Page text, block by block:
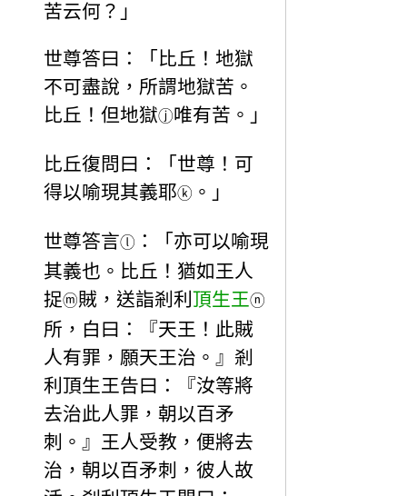
苦云何？」
世尊答曰：「比丘！地獄
不可盡說，所謂地獄苦。
比丘！但地獄ⓙ唯有苦。」
比丘復問曰：「世尊！可
得以喻現其義耶ⓚ 。」
世尊答言ⓛ ：「亦可以喻現
其義也。比丘！猶如王人
捉ⓜ賊，送詣剎利 頂生王ⓝ
所，白曰：『天王！此賊
人有罪，願天王治。』剎
利頂生王告曰：『汝等將
去治此人罪，朝以百矛
刺。』王人受教，便將去
治，朝以百矛刺，彼人故